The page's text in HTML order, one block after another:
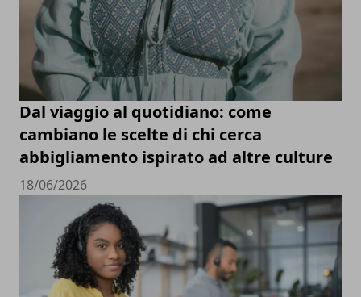
Dal viaggio al quotidiano: come
cambiano le scelte di chi cerca
abbigliamento ispirato ad altre culture
18/06/2026